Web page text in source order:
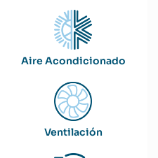
Aire Acondicionado
Ventilación